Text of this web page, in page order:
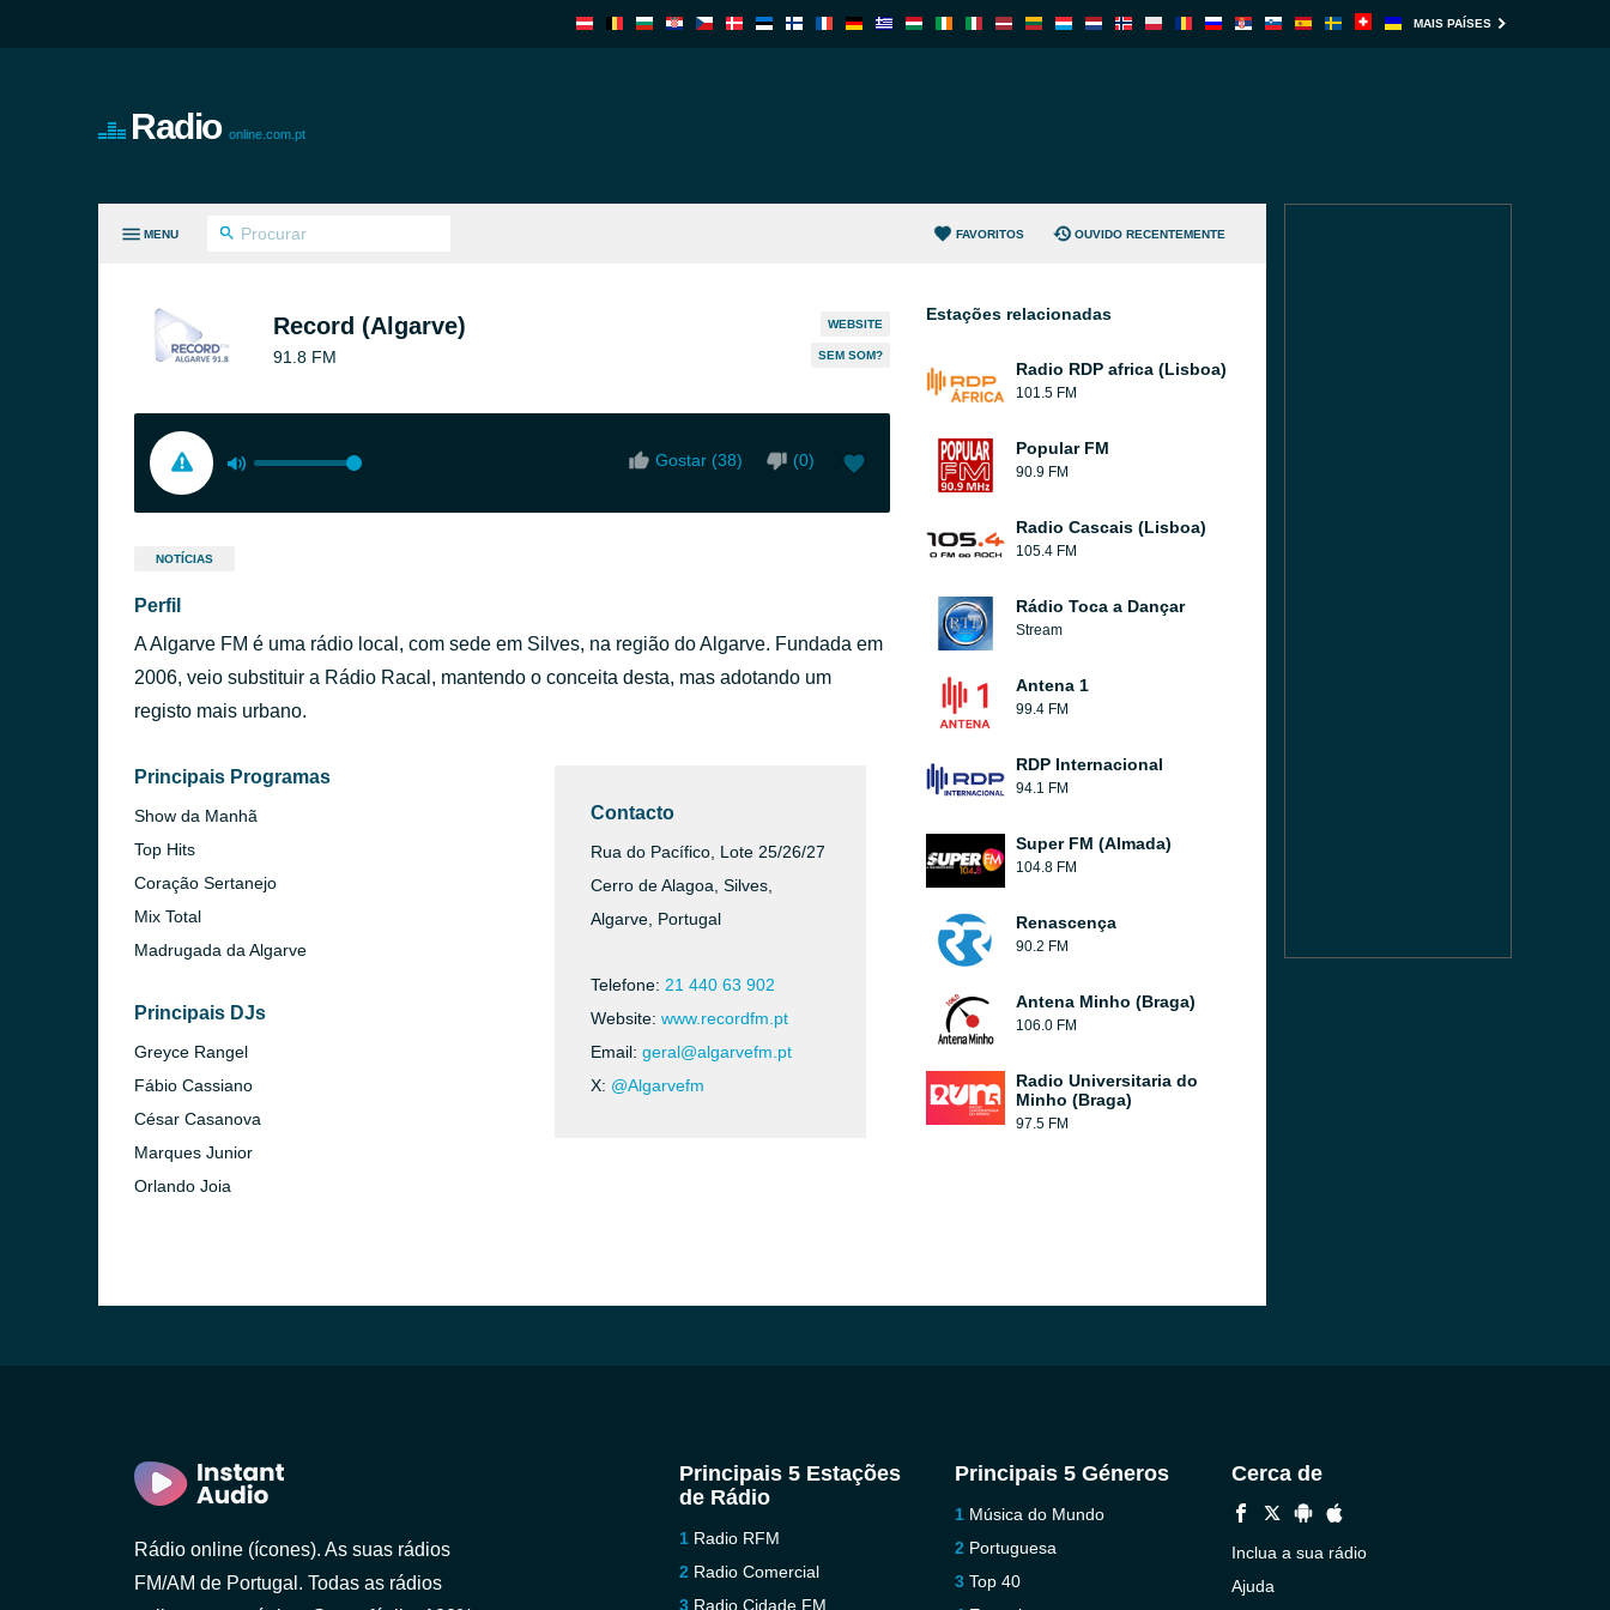
MAIS PAÍSES
Radio online.com.pt
MENU FAVORITOS OUVIDO RECENTEMENTE
Record (Algarve)
91.8 FM
WEBSITE
SEM SOM?
Gostar (38) (0)
NOTÍCIAS
Perfil
A Algarve FM é uma rádio local, com sede em Silves, na região do Algarve. Fundada em
2006, veio substituir a Rádio Racal, mantendo o conceita desta, mas adotando um
registo mais urbano.
Principais Programas
Show da Manhã
Top Hits
Coração Sertanejo
Mix Total
Madrugada da Algarve
Principais DJs
Greyce Rangel
Fábio Cassiano
César Casanova
Marques Junior
Orlando Joia
Contacto
Rua do Pacífico, Lote 25/26/27
Cerro de Alagoa, Silves,
Algarve, Portugal
Telefone: 21 440 63 902
Website: www.recordfm.pt
Email: geral@algarvefm.pt
X: @Algarvefm
Estações relacionadas
Radio RDP africa (Lisboa)
101.5 FM
Popular FM
90.9 FM
Radio Cascais (Lisboa)
105.4 FM
Rádio Toca a Dançar
Stream
Antena 1
99.4 FM
RDP Internacional
94.1 FM
Super FM (Almada)
104.8 FM
Renascença
90.2 FM
Antena Minho (Braga)
106.0 FM
Radio Universitaria do
Minho (Braga)
97.5 FM
Rádio online (ícones). As suas rádios
FM/AM de Portugal. Todas as rádios
Principais 5 Estações
de Rádio
Radio RFM
Radio Comercial
Radio Cidade FM
Principais 5 Géneros
Música do Mundo
Portuguesa
Top 40
Cerca de
Inclua a sua rádio
Ajuda